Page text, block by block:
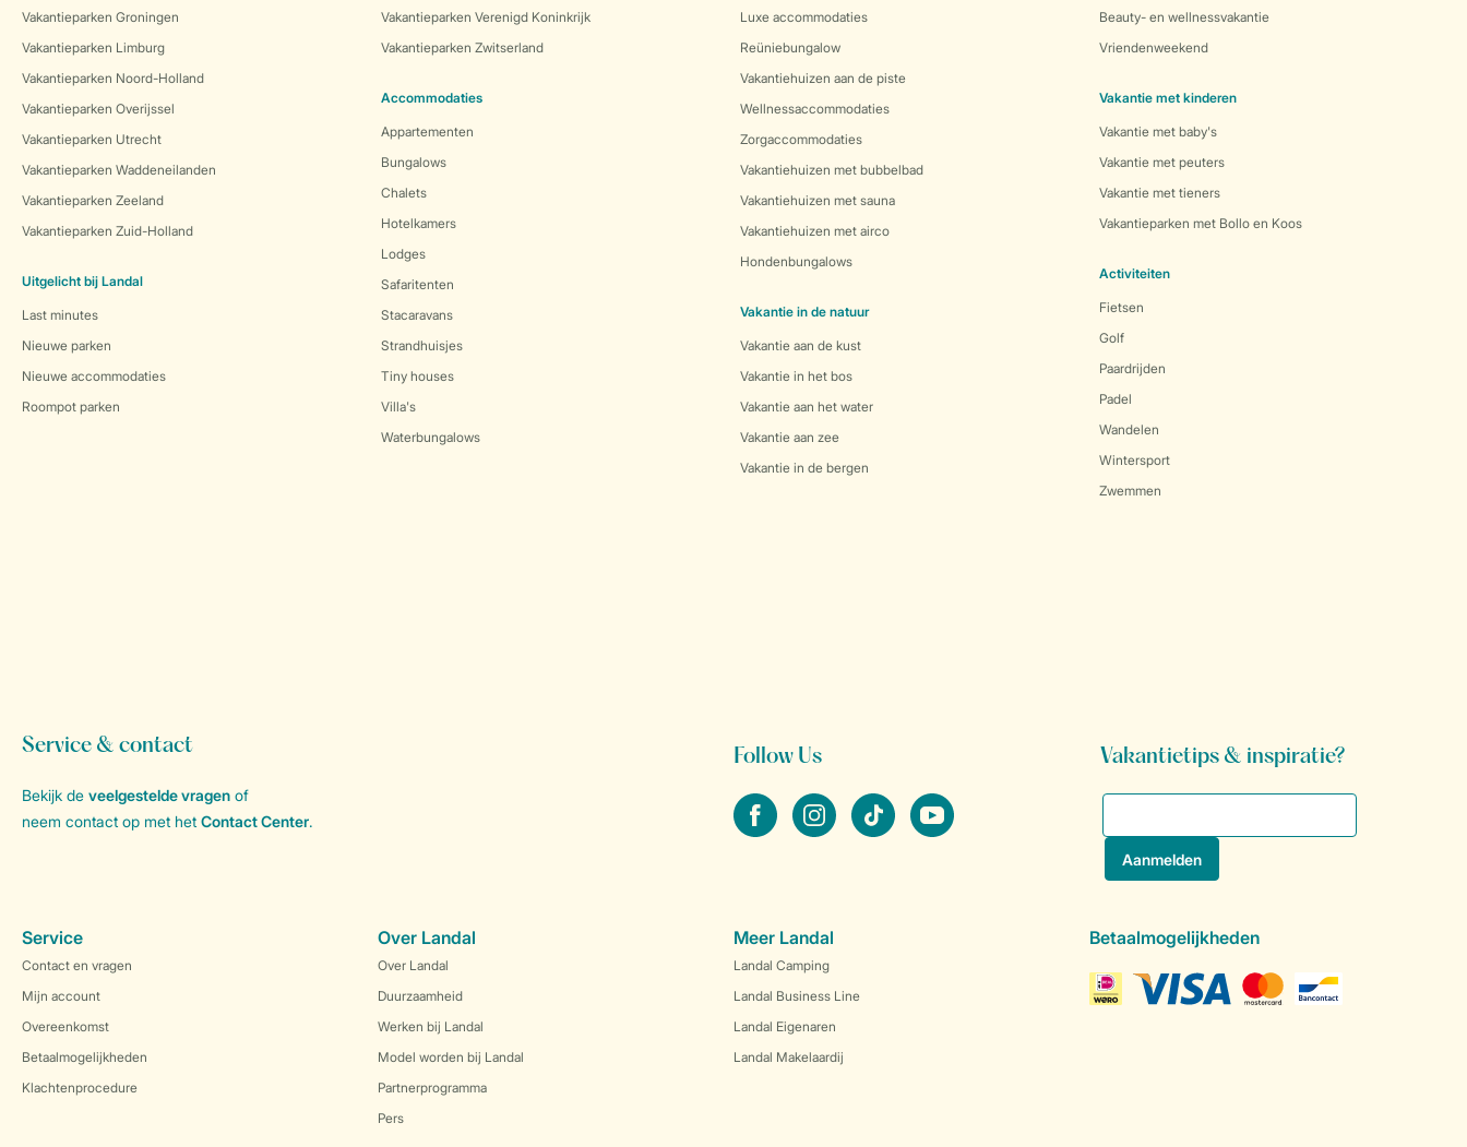
Vakantieparken Groningen
Vakantieparken Limburg
Vakantieparken Noord-Holland
Vakantieparken Overijssel
Vakantieparken Utrecht
Vakantieparken Waddeneilanden
Vakantieparken Zeeland
Vakantieparken Zuid-Holland
Uitgelicht bij Landal
Last minutes
Nieuwe parken
Nieuwe accommodaties
Roompot parken
Vakantieparken Verenigd Koninkrijk
Vakantieparken Zwitserland
Accommodaties
Appartementen
Bungalows
Chalets
Hotelkamers
Lodges
Safaritenten
Stacaravans
Strandhuisjes
Tiny houses
Villa's
Waterbungalows
Luxe accommodaties
Reüniebungalow
Vakantiehuizen aan de piste
Wellnessaccommodaties
Zorgaccommodaties
Vakantiehuizen met bubbelbad
Vakantiehuizen met sauna
Vakantiehuizen met airco
Hondenbungalows
Vakantie in de natuur
Vakantie aan de kust
Vakantie in het bos
Vakantie aan het water
Vakantie aan zee
Vakantie in de bergen
Beauty- en wellnessvakantie
Vriendenweekend
Vakantie met kinderen
Vakantie met baby's
Vakantie met peuters
Vakantie met tieners
Vakantieparken met Bollo en Koos
Activiteiten
Fietsen
Golf
Paardrijden
Padel
Wandelen
Wintersport
Zwemmen
Service & contact
Bekijk de veelgestelde vragen of
neem contact op met het Contact Center.
Follow Us
facebookinstagramtiktok youtube
Vakantietips & inspiratie?
Service
Contact en vragen
Mijn account
Overeenkomst
Betaalmogelijkheden
Klachtenprocedure
Over Landal
Over Landal
Duurzaamheid
Werken bij Landal
Model worden bij Landal
Partnerprogramma
Pers
Meer Landal
Landal Camping
Landal Business Line
Landal Eigenaren
Landal Makelaardij
Betaalmogelijkheden